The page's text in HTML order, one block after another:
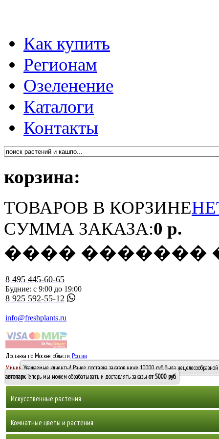
Как купить
Регионам
Озеленение
Каталоги
Контакты
корзина:
ТОВАРОВ В КОРЗИНЕ
СУММА ЗАКАЗА:0 р.
���� �������
8 495 445-60-65
Будние: с 9:00 до 19:00
8 925 592-55-12
info@freshplants.ru
Доставка по Москве, области, России
Минимальный заказ -10 0005000 руб.
Уважаемые клиенты! Ранее доставка заказов ниже 10000 руб. была
автопарк. Теперь мы можем обрабатывать и доставлять заказы от 5000 руб.
Искусственные растения
Горшечные растения, кусты и мох
Комнатные цветы и растения